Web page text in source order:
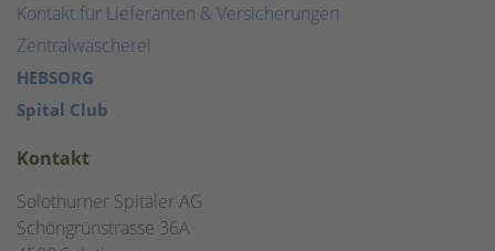
Kontakt für Lieferanten & Versicherungen
Zentralwäscherei
HEBSORG
Spital Club
Kontakt
Solothurner Spitäler AG
Schöngrünstrasse 36A